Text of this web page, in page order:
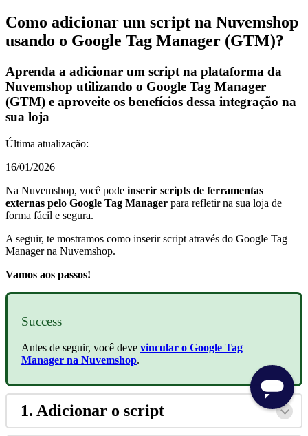
Como adicionar um script na Nuvemshop
usando o Google Tag Manager (GTM)?
Aprenda a adicionar um script na plataforma da
Nuvemshop utilizando o Google Tag Manager
(GTM) e aproveite os benefícios dessa integração na
sua loja
Última atualização:
16/01/2026
Na Nuvemshop, você pode inserir scripts de ferramentas
externas pelo Google Tag Manager para refletir na sua loja de
forma fácil e segura.
A seguir, te mostramos como inserir script através do Google Tag
Manager na Nuvemshop.
Vamos aos passos!
Success
Antes de seguir, você deve vincular o Google Tag
Manager na Nuvemshop.
1. Adicionar o script